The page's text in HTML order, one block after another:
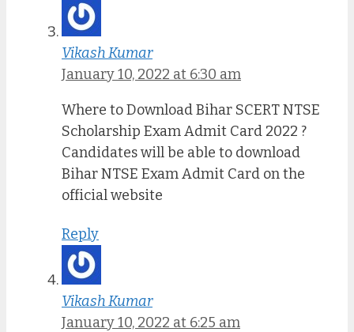
Vikash Kumar
January 10, 2022 at 6:30 am
Where to Download Bihar SCERT NTSE
Scholarship Exam Admit Card 2022 ?
Candidates will be able to download
Bihar NTSE Exam Admit Card on the
official website
Reply
Vikash Kumar
January 10, 2022 at 6:25 am